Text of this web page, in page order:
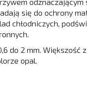
się do ochrony
chłodniczych,
do 2 mm.
opal.